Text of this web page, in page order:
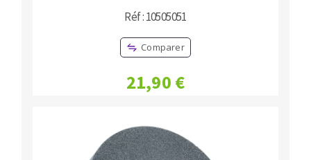
Réf : 10505051
Comparer
21,90 €